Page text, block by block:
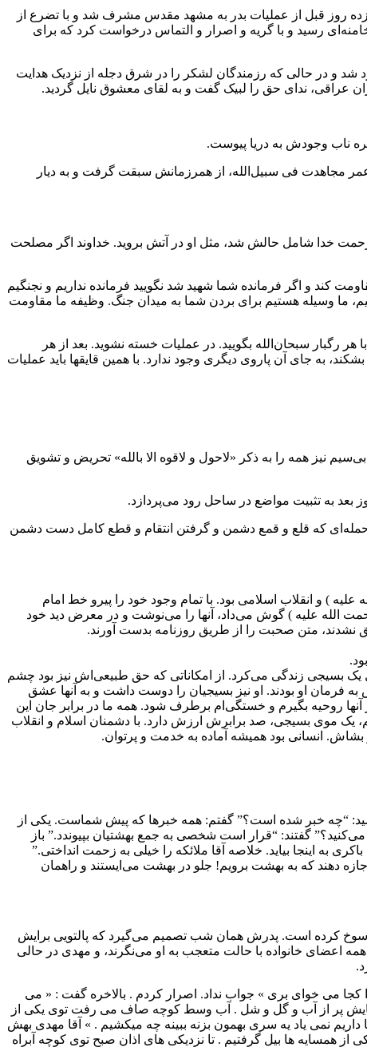
روز قبل از عملیات بدر به مشهد مقدس مشرف شد و با تضرع از
رسید و با گریه و اصرار و التماس درخواست کرد که برای
کارزار وارد شد و در حالی که رزمندگان لشکر را در شرق دجله از نزدیک هدایت
عراقی، ندای حق را لبیک گفت و به لقای معشوق نایل گردید.
ناب وجودش به دریا پیوست.
مجاهدت فی سبیل‌الله، از همرزمانش سبقت گرفت و به دیار
رحمت خدا شامل حالش شد، مثل او در آتش بروید. خداوند اگر مصلحت
کند و اگر فرمانده شما شهید شد نگویید فرمانده نداریم و نجنگیم
ما وسیله هستیم برای بردن شما به میدان جنگ. وظیفه ما مقاومت
رگبار سبحان‌الله بگویید. در عملیات خسته نشوید. بعد از هر
به جای آن پاروی دیگری وجود ندارد. با همین قایقها باید عملیات
نیز همه را به ذکر «لاحول و لاقوه الا بالله» تحریض و تشویق
به تثبیت مواضع در ساحل رود می‌پردازد.
که قلع و قمع دشمن و گرفتن انتقام و قطع کامل دست دشمن
) و انقلاب اسلامی بود. با تمام وجود خود را پیرو خط امام
الله علیه ) گوش می‌داد، آنها را می‌نوشت و در معرض دید خود
متن صحبت را از طریق روزنامه بدست آورند.
یک بسیجی زندگی می‌کرد. از امکاناتی که حق طبیعی‌اش نیز بود چشم
او بودند. او نیز بسیجیان را دوست داشت و به آنها عشق
روحیه بگیرم و خستگی‌ام برطرف شود. همه ما در برابر جان این
یک موی بسیجی،‌ صد برابرش ارزش دارد. با دشمنان اسلام و انقلاب
بشاش. انسانی بود همیشه آماده به خدمت و پرتوان.
“چه خبر شده است‌؟” گفتم‌: همه خبرها که پیش شماست‌. یکی از
گفتند: “قرار است شخصی به جمع بهشتیان بپیوندد‌.” باز
اینجا بیاید‌. خلاصه آقا ملائکه را خیلی به زحمت انداختی‌.”
دهند که به بهشت برویم‌! جلو در بهشت می‌ایستند و راهمان
کرده است‌. پدرش همان شب تصمیم می‌گیرد که پالتویی برایش
همه اعضای خانواده با حالت متعجب به او می‌نگرند، و مهدی در حالی
کجا می خوای بری » جواب نداد. اصرار کردم . بالاخره گفت : « می
هایش پر از آب و گل و شل . آب وسط کوچه صاف می رفت توی یکی از
نمی یاد یه سری بهمون بزنه ببینه چه میکشیم . » آقا مهدی بهش
همسایه ها بیل گرفتیم . تا نزدیکی های اذان صبح توی کوچه آبراه